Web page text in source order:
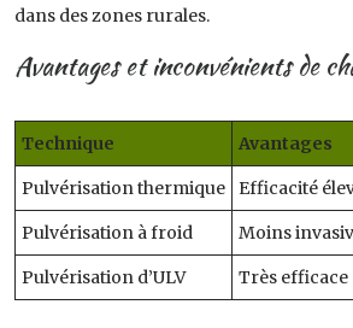
dans des zones rurales.
Avantages et inconvénients de
Technique Avantages
Pulvérisation thermique Efficacité
Pulvérisation à froid Moins
Pulvérisation d’ULV Très efficace